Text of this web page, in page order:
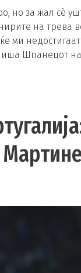
но за жал сè
на трева
ми
Шпанецот